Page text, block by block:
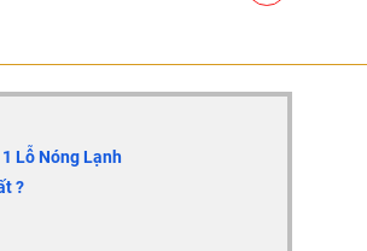
Lỗ Nóng Lạnh
?